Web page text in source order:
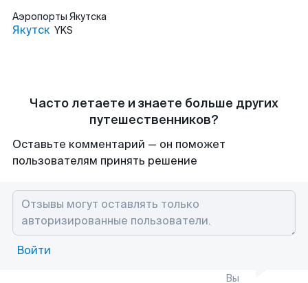
Аэропорты Якутска
Якутск YKS
Часто летаете и знаете больше других
путешественников?
Оставьте комментарий — он поможет
пользователям принять решение
Войти
Вы